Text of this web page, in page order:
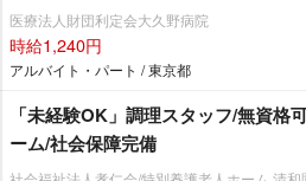
医療法人財団利定会大久野病院
時給1,240円
アルバイト・パート / 東京都
「未経験OK」調理スタッフ/無資格
ーム/社会保障完備